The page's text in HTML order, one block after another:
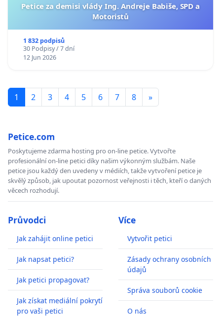
Petice za demisi vlády Ing. Andreje Babiše, SPD a
Motoristů
1 832 podpisů
30 Podpisy / 7 dní
12 Jun 2026
1 2 3 4 5 6 7 8 »
Petice.com
Poskytujeme zdarma hosting pro on-line petice. Vytvořte
profesionální on-line petici díky našim výkonným službám. Naše
petice jsou každý den uvedeny v médiích, takže vytvoření petice je
skvělý způsob, jak upoutat pozornost veřejnosti i těch, kteří o daných
věcech rozhodují.
Průvodci
Jak zahájit online petici
Jak napsat petici?
Jak petici propagovat?
Jak získat mediální pokrytí
pro vaši petici
Více
Vytvořit petici
Zásady ochrany osobních
údajů
Správa souborů cookie
O nás